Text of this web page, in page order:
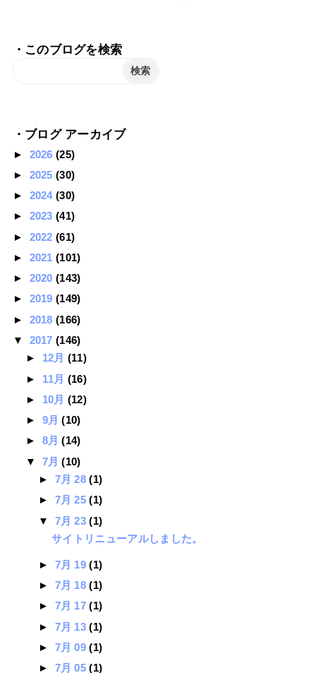
・このブログを検索
・ブログ アーカイブ
► 2026(25)
► 2025(30)
► 2024(30)
► 2023(41)
► 2022(61)
► 2021(101)
► 2020(143)
► 2019(149)
► 2018(166)
▼ 2017(146)
► 12月 (11)
► 11月 (16)
► 10月 (12)
► 9月(10)
► 8月(14)
▼ 7月(10)
► 7月 28(1)
► 7月 25(1)
▼ 7月 23(1)
サイトリニューアルしました。
► 7月 19(1)
► 7月 18(1)
► 7月 17(1)
► 7月 13(1)
► 7月 09(1)
► 7月 05(1)